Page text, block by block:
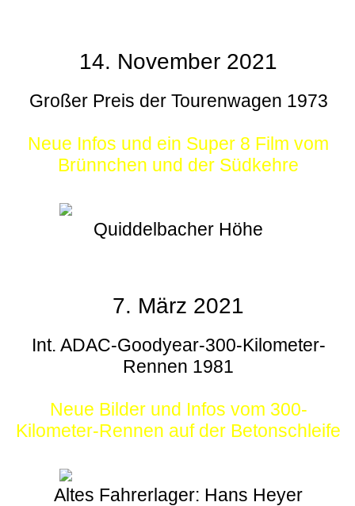
14. November 2021
Großer Preis der Tourenwagen 1973
Neue Infos und ein Super 8 Film vom
Brünnchen und der Südkehre
Quiddelbacher Höhe
7. März 2021
Int. ADAC-Goodyear-300-Kilometer-
Rennen 1981
Neue Bilder und Infos vom 300-
Kilometer-Rennen auf der Betonschleife
Altes Fahrerlager: Hans Heyer